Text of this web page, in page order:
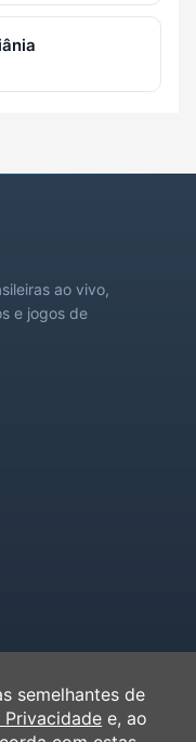
ao vivo,
e jogos de
semelhantes de
e, ao